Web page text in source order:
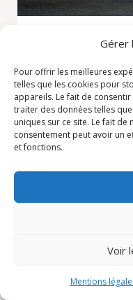
Gérer
Pour offrir les meilleures
telles que les cookies pour
appareils. Le fait de
traiter des données telles
uniques sur ce site. Le fait
consentement peut avoir un
et fonctions.
Voir
Mentions
Ardin
LA TRUITE FLEURIE
Ferme en